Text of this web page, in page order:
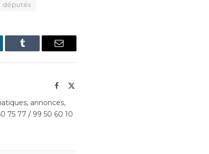
députés
Tumblr Email
Facebook
annonces,
75 77 / 99 50 60 10